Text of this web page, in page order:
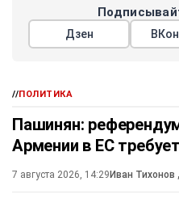
Дзен
//ПОЛИТИКА
Пашинян:
Армении в ЕС
7 августа 2026, 14:29 Иван Тихонов ,